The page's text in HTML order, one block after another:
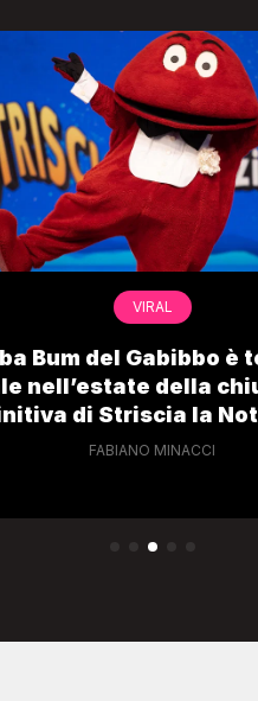
VIRAL
Bum del Gabibbo è
nell’estate della
di Striscia la
FABIANO MINACCI